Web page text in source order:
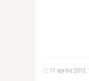
11 aprilie 2013,